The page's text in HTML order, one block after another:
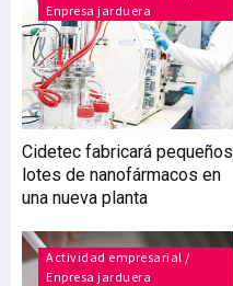
Enpresa jarduera
Cidetec fabricará pequeños
lotes de nanofármacos en
una nueva planta
Actividad empresarial /
Enpresa jarduera